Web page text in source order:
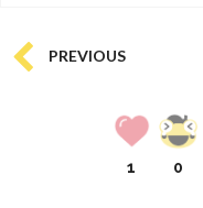
PREVIOUS
1 0